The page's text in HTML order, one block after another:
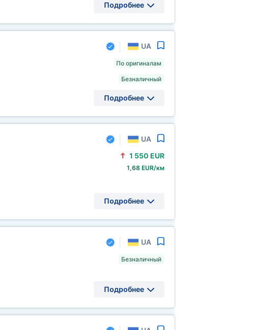
Подробнее
UA
По оригиналам
Безналичный
Подробнее
UA
1 550 EUR
1,68 EUR/км
Подробнее
UA
Безналичный
Подробнее